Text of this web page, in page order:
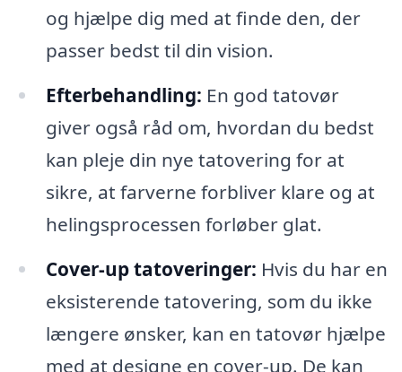
og hjælpe dig med at finde den, der
passer bedst til din vision.
Efterbehandling: En god tatovør
giver også råd om, hvordan du bedst
kan pleje din nye tatovering for at
sikre, at farverne forbliver klare og at
helingsprocessen forløber glat.
Cover-up tatoveringer: Hvis du har en
eksisterende tatovering, som du ikke
længere ønsker, kan en tatovør hjælpe
med at designe en cover-up. De kan